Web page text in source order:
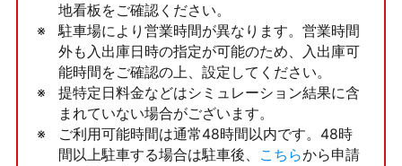
地看板をご確認ください。
駐車場により営業時間が異なります。営業時間
外も入出庫日時の指定が可能のため、入出庫可
能時間をご確認の上、設定してください。
提特定日料金などはシミュレーション結果に含
まれていない場合がございます。
ご利用可能時間は通常48時間以内です。48時
間以上駐車する場合は駐車後、
こちらから申請